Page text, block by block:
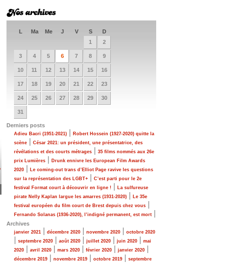
L Ma Me J V S
D
1
2
3 4 5 6 7 8 9
10 11 12 13 14 15 16
17 18 19 20 21 22 23
24 25 26 27 28 29 30
31
Derniers posts
Adieu Bacri (1951-2021)
Robert Hossein (1927-2020) quitte la
scène
César 2021: un président, une présentatrice, des
révélations et des courts métrages
35 films nommés aux 26e
prix Lumières
Drunk ennivre les European Film Awards
2020
Le coming-out trans d’Elliot Page ravive les questions
sur la représentation des LGBT+
C’est parti pour le 2e
festival Format court à découvrir en ligne !
La sulfureuse
pirate Nelly Kaplan largue les amarres (1931-2020)
Le 35e
festival européen du film court de Brest depuis chez vous
Fernando Solanas (1936-2020), l’indigné permanent, est mort
Archives
janvier 2021 décembre 2020 novembre 2020 octobre 2020
septembre 2020 août 2020 juillet 2020 juin 2020
mai
2020
avril 2020 mars 2020 février 2020 janvier 2020
décembre 2019 novembre 2019 octobre 2019
septembre